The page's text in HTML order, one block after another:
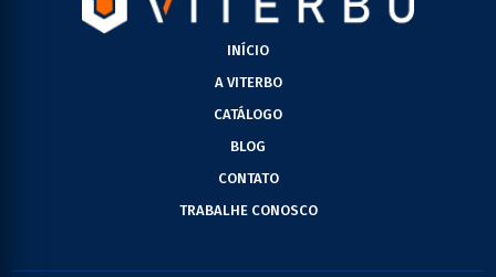
INÍCIO
A VITERBO
CATÁLOGO
BLOG
CONTATO
TRABALHE CONOSCO